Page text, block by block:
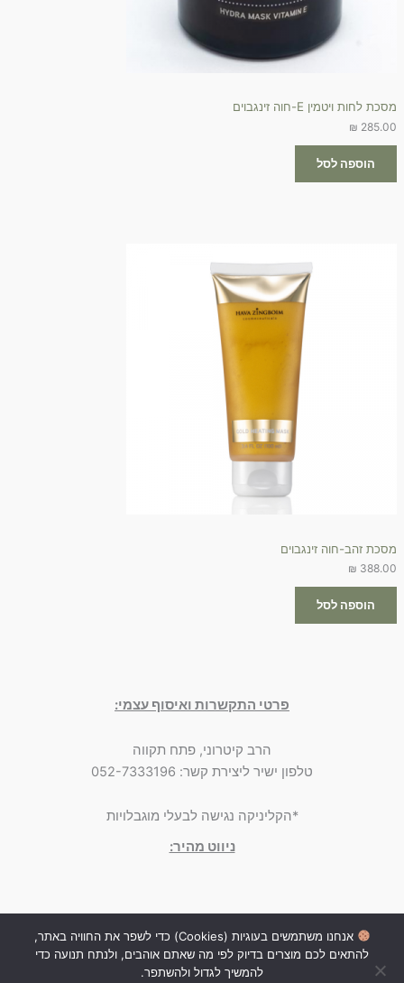
מסכת לחות ויטמין E-חוה זינגבוים
285.00
₪
הוספה לסל
מסכת זהב-חוה זינגבוים
388.00
₪
הוספה לסל
פרטי התקשרות ואיסוף עצמי:
הרב קיטרוני, פתח תקווה
טלפון ישיר ליצירת קשר: 052-7333196
*הקליניקה נגישה לבעלי מוגבלויות
ניווט מהיר:
© כל הזכויות שמורות לאורלי קוסמטיקס 2015-2026 | קוסמטיקה
והסרת שיער - הרב קיטרוני, פתח תקווה | 052-7333196 // מאני דיזיין -
אנחנו משתמשים בעוגיות (Cookies) כדי לשפר את החוויה באתר,
להתאים לכם מוצרים בדיוק לפי מה שאתם אוהבים, ולנתח תנועה כדי
להמשיך לגדול ולהשתפר.